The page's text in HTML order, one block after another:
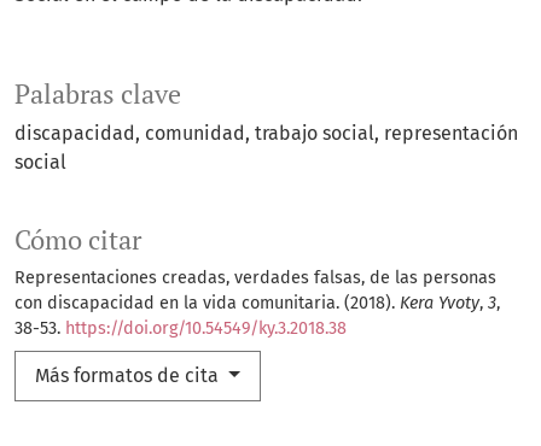
Palabras clave
discapacidad comunidad trabajo social representación
social
Cómo citar
Representaciones creadas, verdades falsas, de las personas
con discapacidad en la vida comunitaria. (2018). Kera Yvoty, 3,
38-53. https://doi.org/10.54549/ky.3.2018.38
Más formatos de cita